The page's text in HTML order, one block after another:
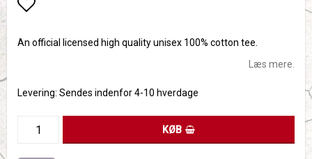
An official licensed high quality unisex 100% cotton tee.
Læs mere.
Levering: Sendes indenfor 4-10 hverdage
KØB